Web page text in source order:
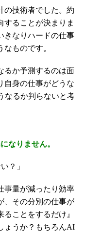
技術者でした。約
することが決まりま
きなりハードの仕事
ものです。
るか予測するのは面
自身の仕事がどうな
なるか判らないと考
なりません。
？」
量が減ったり効率
、その分別の仕事が
ことをするだけ』
ょうか？もちろんAI